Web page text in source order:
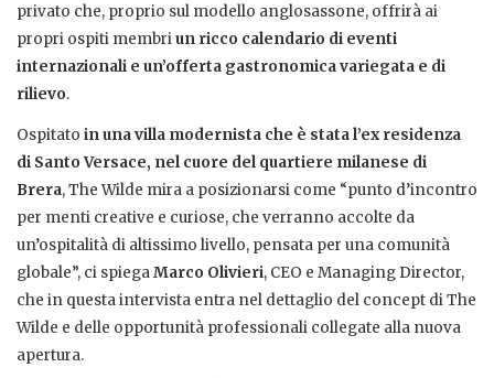
privato che, proprio sul modello anglosassone, offrirà ai
propri ospiti membriun ricco calendario di eventi
internazionali e un’offerta gastronomica variegata e di
rilievo.
Ospitato in una villa modernista che è stata l’ex residenza
di Santo Versace, nel cuore del quartiere milanese di
Brera, The Wilde mira a posizionarsi come “punto d’incontro
per menti creative e curiose, che verranno accolte da
un’ospitalità di altissimo livello, pensata per una comunità
globale”, ci spiegaMarco Olivieri, CEO e Managing Director,
che in questa intervista entra nel dettaglio del concept di The
Wilde e delle opportunità professionali collegate alla nuova
apertura.